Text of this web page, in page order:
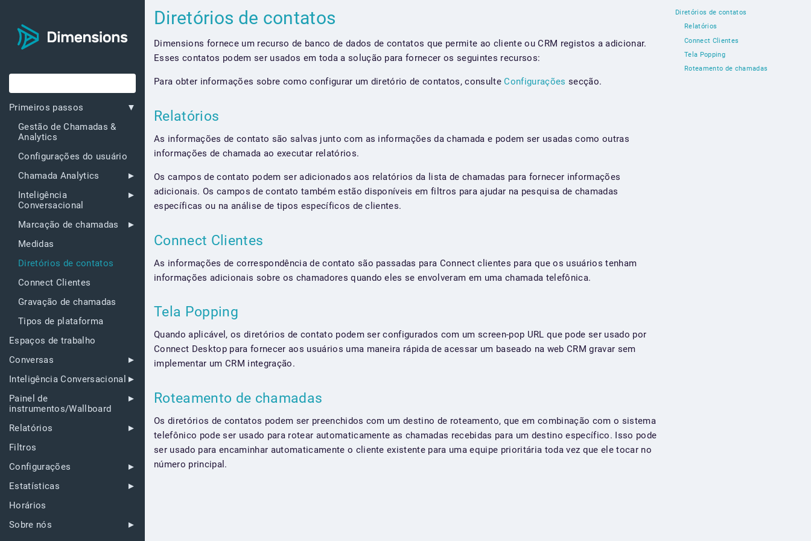
Primeiros passos
Gestão de Chamadas &
Analytics
Configurações do usuário
Chamada Analytics
Inteligência
Conversacional
Marcação de chamadas
Medidas
Diretórios de contatos
Connect Clientes
Gravação de chamadas
Tipos de plataforma
Espaços de trabalho
Conversas
Inteligência Conversacional
Painel de
instrumentos/Wallboard
Relatórios
Filtros
Configurações
Estatísticas
Horários
Sobre nós
Diretórios de contatos
Dimensions fornece um recurso de banco de dados de contatos que permite ao cliente ou CRM registos a adicionar.
Esses contatos podem ser usados em toda a solução para fornecer os seguintes recursos:
Para obter informações sobre como configurar um diretório de contatos, consulteConfigurações secção.
Relatórios
As informações de contato são salvas junto com as informações da chamada e podem ser usadas como outras
informações de chamada ao executar relatórios.
Os campos de contato podem ser adicionados aos relatórios da lista de chamadas para fornecer informações
adicionais. Os campos de contato também estão disponíveis em filtros para ajudar na pesquisa de chamadas
específicas ou na análise de tipos específicos de clientes.
Connect Clientes
As informações de correspondência de contato são passadas para Connect clientes para que os usuários tenham
informações adicionais sobre os chamadores quando eles se envolveram em uma chamada telefônica.
Tela Popping
Quando aplicável, os diretórios de contato podem ser configurados com um screen-pop URL que pode ser usado por
Connect Desktop para fornecer aos usuários uma maneira rápida de acessar um baseado na web CRM gravar sem
implementar um CRM integração.
Roteamento de chamadas
Os diretórios de contatos podem ser preenchidos com um destino de roteamento, que em combinação com o sistema
telefônico pode ser usado para rotear automaticamente as chamadas recebidas para um destino específico. Isso pode
ser usado para encaminhar automaticamente o cliente existente para uma equipe prioritária toda vez que ele tocar no
número principal.
Diretórios de contatos
Relatórios
Connect Clientes
Tela Popping
Roteamento de chamadas